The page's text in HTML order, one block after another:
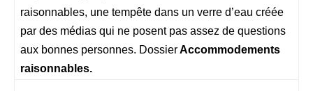
raisonnables, une tempête dans un verre d’eau créée
par des médias qui ne posent pas assez de questions
aux bonnes personnes. DossierAccommodements
raisonnables.